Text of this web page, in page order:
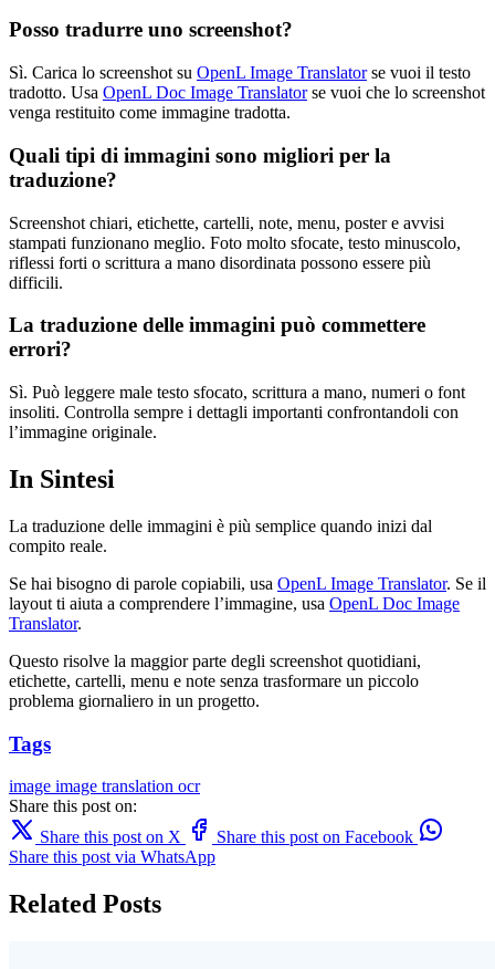
Posso tradurre uno screenshot?
Sì. Carica lo screenshot su OpenL Image Translatorse vuoi il testo
tradotto. Usa OpenL Doc Image Translatorse vuoi che lo screenshot
venga restituito come immagine tradotta.
Quali tipi di immagini sono migliori per la
traduzione?
Screenshot chiari, etichette, cartelli, note, menu, poster e avvisi
stampati funzionano meglio. Foto molto sfocate, testo minuscolo,
riflessi forti o scrittura a mano disordinata possono essere più
difficili.
La traduzione delle immagini può commettere
errori?
Sì. Può leggere male testo sfocato, scrittura a mano, numeri o font
insoliti. Controlla sempre i dettagli importanti confrontandoli con
l’immagine originale.
In Sintesi
La traduzione delle immagini è più semplice quando inizi dal
compito reale.
Se hai bisogno di parole copiabili, usa OpenL Image Translator. Se il
layout ti aiuta a comprendere l’immagine, usa OpenL Doc Image
Translator.
Questo risolve la maggior parte degli screenshot quotidiani,
etichette, cartelli, menu e note senza trasformare un piccolo
problema giornaliero in un progetto.
Tags
image image translation ocr
Share this post on:
Share this post on X
Share this post on Facebook
Share this post via WhatsApp
Related Posts